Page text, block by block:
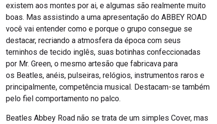
existem aos montes por ai, e algumas são realmente muito
boas. Mas assistindo a uma apresentação do ABBEY ROAD
você vai entender como e porque o grupo consegue se
destacar, recriando a atmosfera da época com seus
terninhos de tecido inglês, suas botinhas confeccionadas
por Mr. Green, o mesmo artesão que fabricava para
os Beatles, anéis, pulseiras, relógios, instrumentos raros e
principalmente, competência musical. Destacam-se também
pelo fiel comportamento no palco.
Beatles Abbey Road não se trata de um simples Cover, mas